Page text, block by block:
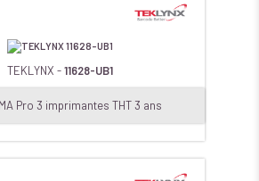
TEKLYNX -11628-UB1
Pro 3 imprimantes THT 3 ans